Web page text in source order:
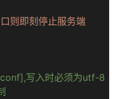
则即刻停止服务端
写入时必须为utf-8